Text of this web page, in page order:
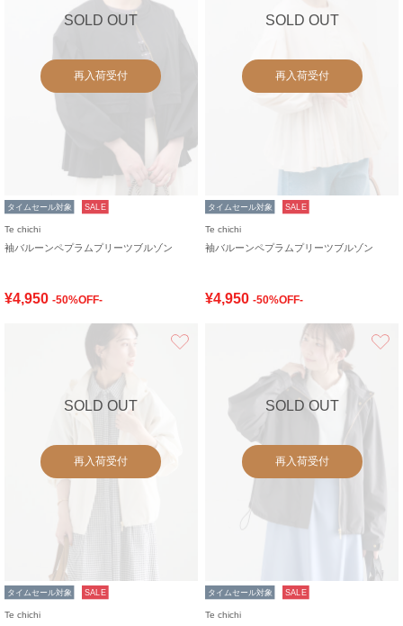
SOLD OUT
再入荷受付
タイムセール対象 SALE
Te chichi
袖バルーンペプラムプリーツブルゾン
¥4,950 -50%OFF-
SOLD OUT
再入荷受付
タイムセール対象 SALE
Te chichi
袖バルーンペプラムプリーツブルゾン
¥4,950 -50%OFF-
SOLD OUT
再入荷受付
タイムセール対象 SALE
Te chichi
SOLD OUT
再入荷受付
タイムセール対象 SALE
Te chichi